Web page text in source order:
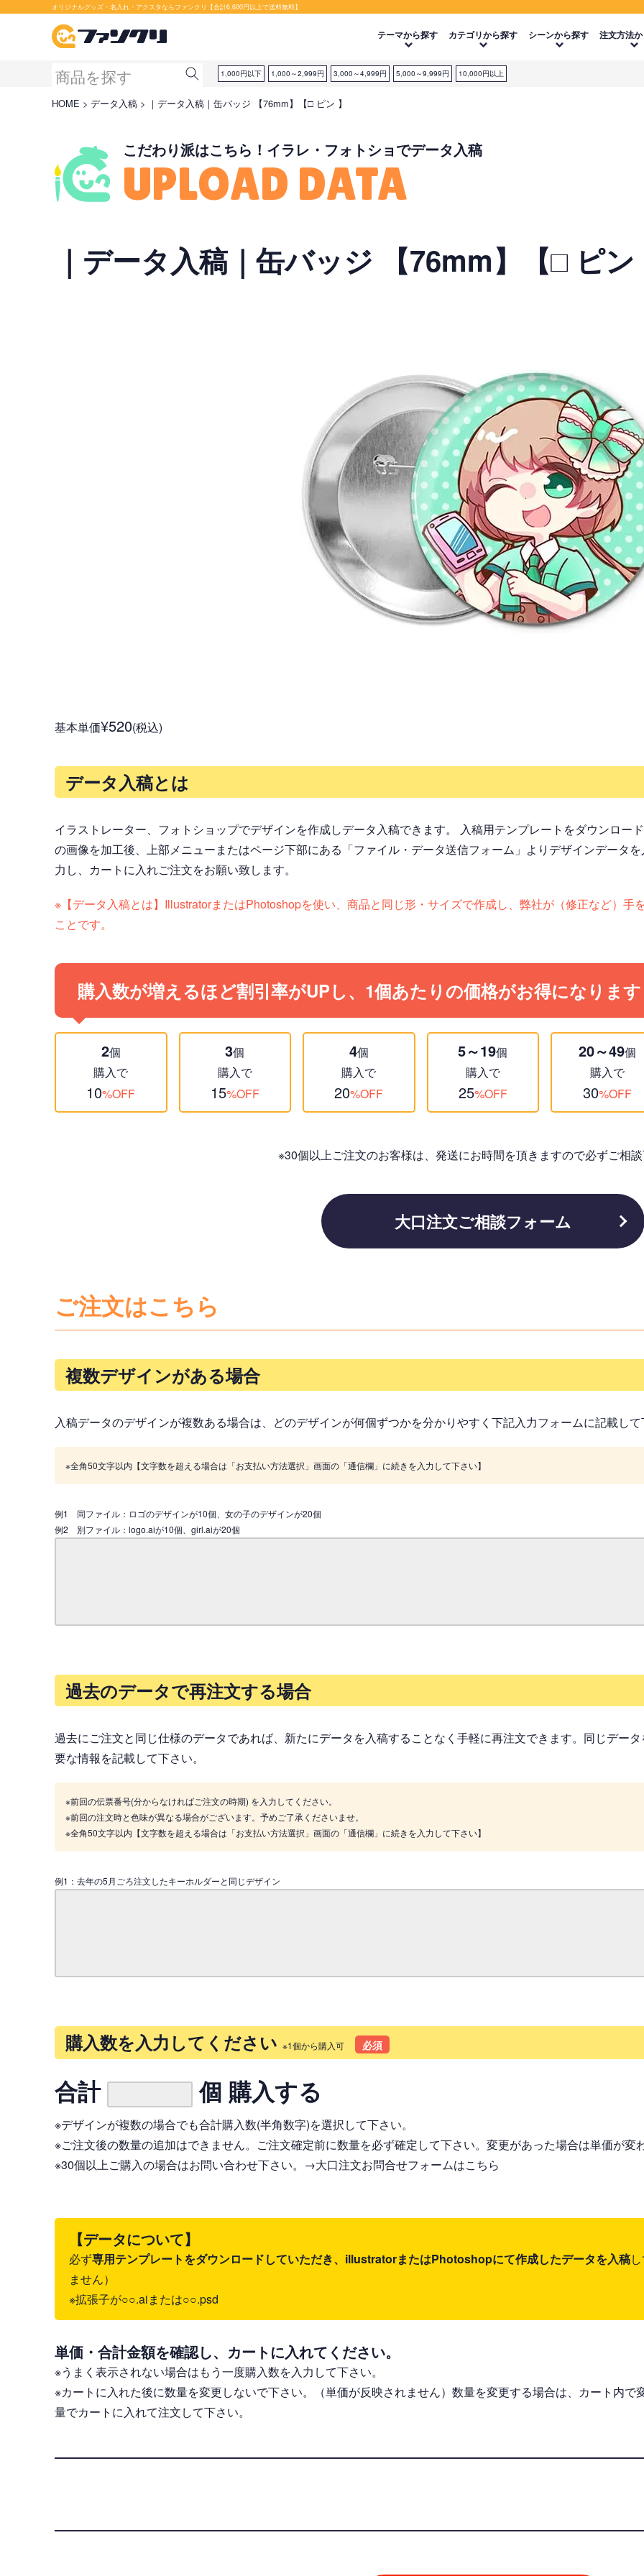
オリジナルグッズ・名入れ・アクスタならファンクリ【合計6,600円以上で送料無料】
テーマから探す カテゴリから探す シーンから探す 注文方法
1,000円以下 1,000～2,999円 3,000～4,999円 5,000～9,999円 10,000円以上
HOME データ入稿 ｜データ入稿｜缶バッジ 【76mm】【□ ピン 】
こだわり派はこちら！イラレ・フォトショでデータ入稿
UPLOAD DATA
｜データ入稿｜缶バッジ 【76mm】【□ ピン
基本単価¥520(税込)
データ入稿とは
イラストレーター、フォトショップでデザインを作成しデータ入稿できます。 入稿用テンプレートをダウンロー
の画像を加工後、上部メニューまたはページ下部にある「ファイル・データ送信フォーム」よりデザインデータ
力し、カートに入れご注文をお願い致します。
※【データ入稿とは】IllustratorまたはPhotoshopを使い、商品と同じ形・サイズで作成し、弊社が（修正など）
ことです。
購入数が増えるほど割引率がUPし、1個あたりの価格がお得になりま
2個
購入で
10%OFF
3個
購入で
15%OFF
4個
購入で
20%OFF
5～19個
購入で
25%OFF
20～49個
購入で
30%OFF
※30個以上ご注文のお客様は、発送にお時間を頂きますので必ずご相
大口注文ご相談フォーム
ご注文はこちら
複数デザインがある場合
入稿データのデザインが複数ある場合は、どのデザインが何個ずつかを分かりやすく下記入力フォームに記載し
※全角50文字以内【文字数を超える場合は「お支払い方法選択」画面の「通信欄」に続きを入力して下さい】
例1 同ファイル：ロゴのデザインが10個、女の子のデザインが20個
例2 別ファイル：logo.aiが10個、girl.aiが20個
過去のデータで再注文する場合
過去にご注文と同じ仕様のデータであれば、新たにデータを入稿することなく手軽に再注文できます。同じデー
要な情報を記載して下さい。
※前回の伝票番号(分からなければご注文の時期) を入力してください。
※前回の注文時と色味が異なる場合がございます。予めご了承くださいませ。
※全角50文字以内【文字数を超える場合は「お支払い方法選択」画面の「通信欄」に続きを入力して下さい】
例1：去年の5月ごろ注文したキーホルダーと同じデザイン
購入数を入力してください ※1個から購入可 必須
合計 個 購入する
※デザインが複数の場合でも合計購入数(半角数字)を選択して下さい。
※ご注文後の数量の追加はできません。ご注文確定前に数量を必ず確定して下さい。変更があった場合は単価が変
※30個以上ご購入の場合はお問い合わせ下さい。 →大口注文お問合せフォームはこちら
【データについて】
必ず専用テンプレートをダウンロードしていただき、illustratorまたはPhotoshopにて作成したデータを入稿
ません）
※拡張子が○○.aiまたは○○.psd
単価・合計金額を確認し、カートに入れてください。
※うまく表示されない場合はもう一度購入数を入力して下さい。
※カートに入れた後に数量を変更しないで下さい。（単価が反映されません）数量を変更する場合は、カート内
量でカートに入れて注文して下さい。